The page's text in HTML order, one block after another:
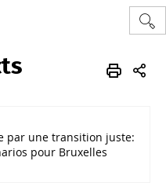
Projets de recherche
par une transition juste:
pour Bruxelles